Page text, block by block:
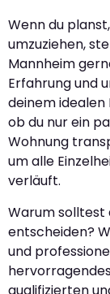
Wenn du
umzuziehen,
Mannheim
Erfahrung und
deinem
ob du nur ein
Wohnung
um alle
verläuft.
Warum solltest
entscheiden?
und
qualifizierten